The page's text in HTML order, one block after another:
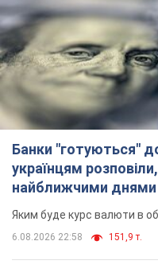
Банки "готуються"
українцям
найближчими днями
Яким буде курс валюти в
6.08.2026 22:58 151,9 т.